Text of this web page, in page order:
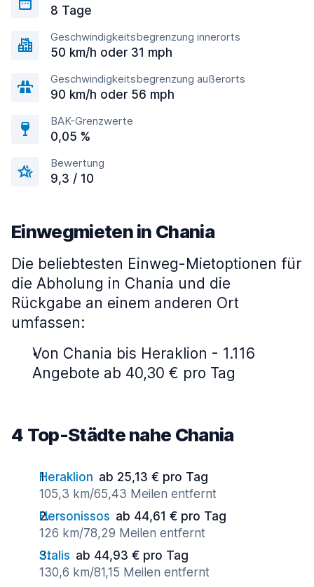
8 Tage
Geschwindigkeitsbegrenzung innerorts
50 km/h oder 31 mph
Geschwindigkeitsbegrenzung außerorts
90 km/h oder 56 mph
BAK-Grenzwerte
0,05 %
Bewertung
9,3 / 10
Einwegmieten in Chania
Die beliebtesten Einweg-Mietoptionen für
die Abholung in Chania und die
Rückgabe an einem anderen Ort
umfassen:
Von Chania bis Heraklion - 1.116
Angebote ab 40,30 € pro Tag
4 Top-Städte nahe Chania
Heraklion ab 25,13 € pro Tag
105,3 km/65,43 Meilen entfernt
Hersonissos ab 44,61 € pro Tag
126 km/78,29 Meilen entfernt
Stalis ab 44,93 € pro Tag
130,6 km/81,15 Meilen entfernt